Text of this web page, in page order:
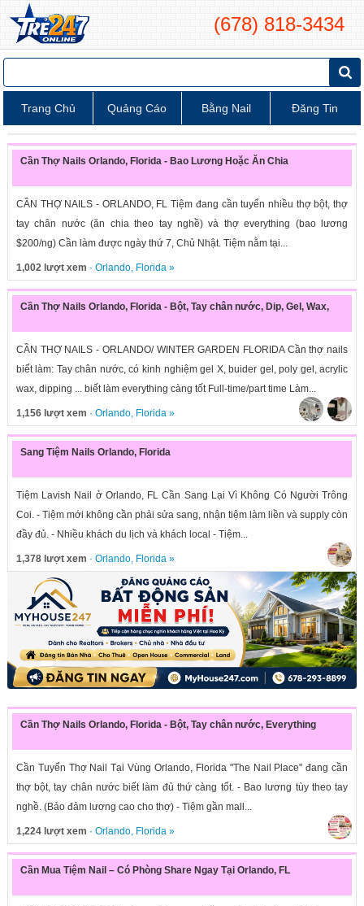
(678) 818-3434
Trang Chủ Quảng Cáo Bằng Nail Đăng Tin
Cần Thợ Nails Orlando, Florida - Bao Lương Hoặc Ăn Chia
CẦN THỢ NAILS - ORLANDO, FL Tiệm đang cần tuyển nhiều thợ bột, thợ
tay chân nước (ăn chia theo tay nghề) và thợ everything (bao lương
$200/ng) Cần làm được ngày thứ 7, Chủ Nhật. Tiệm nằm tại...
1,002 lượt xem · Orlando, Florida»
Cần Thợ Nails Orlando, Florida - Bột, Tay chân nước, Dip, Gel, Wax,
CẦN THỢ NAILS - ORLANDO/ WINTER GARDEN FLORIDA Cần thợ nails
biết làm: Tay chân nước, có kinh nghiệm gel X, buider gel, poly gel, acrylic
wax, dipping ... biết làm everything càng tốt Full-time/part time Làm...
1,156 lượt xem · Orlando, Florida»
Sang Tiệm Nails Orlando, Florida
Tiệm Lavish Nail ở Orlando, FL Cần Sang Lại Vì Không Có Người Trông
Coi. - Tiệm mới không cần phải sửa sang, nhận tiệm làm liền và supply còn
đầy đủ. - Nhiều khách du lịch và khách local - Tiệm...
1,378 lượt xem · Orlando, Florida»
Cần Thợ Nails Orlando, Florida - Bột, Tay chân nước, Everything
Cần Tuyển Thợ Nail Tại Vùng Orlando, Florida "The Nail Place" đang cần
thợ bột, tay chân nước biết làm đủ thứ càng tốt. - Bao lương tùy theo tay
nghề. (Bảo đảm lương cao cho thợ) - Tiệm gần mall...
1,224 lượt xem · Orlando, Florida »
Cần Mua Tiệm Nail – Có Phòng Share Ngay Tại Orlando, FL